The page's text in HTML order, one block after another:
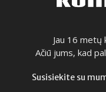
Jau 16 metų
Ačiū jums, kad
Susisiekite su